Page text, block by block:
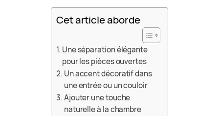
Cet article aborde
Une séparation élégante
pour les pièces ouvertes
Un accent décoratif dans
une entrée ou un couloir
Ajouter une touche
naturelle à la chambre